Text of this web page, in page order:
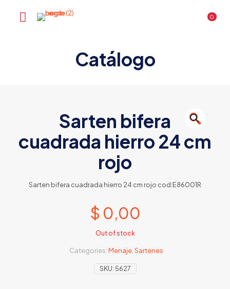
0
Catálogo
🔍
Sarten bifera
cuadrada hierro 24 cm
rojo
Sarten bifera cuadrada hierro 24 cm rojo cod:E86001R
$ 0,00
Out of stock
SKU:5627
Categories:Menaje Sartenes